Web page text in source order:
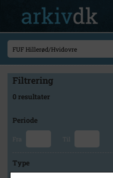
Filtrering
0 resultater
Periode
Fra Til
Type